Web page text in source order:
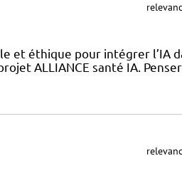
et éthique pour intégrer l’IA
ALLIANCE santé IA. Penser